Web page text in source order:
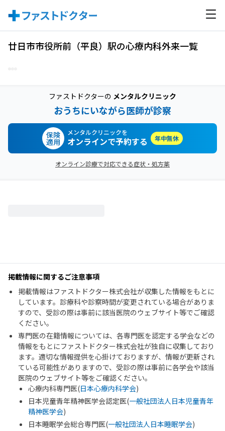
廿日市市役所前（平良）駅の心療内科外来一覧
ファストドクターの メンタルクリニック
おうちにいながら医師が診察
保険
適用
メンタルクリニックを
オンラインで予約する 年中無休
オンライン診療で対応できる症状・処方薬
掲載情報に関するご注意事項
掲載情報はファストドクター株式会社が収集した情報をもとに
しています。診療科や診察時間が変更されている場合がありま
すので、受診の際は事前に該当医院のウェブサイト等でご確認
ください。
専門医の在籍情報については、各専門医を認定する学会などの
情報をもとにファストドクター株式会社が独自に収集しており
ます。適切な情報提供を心掛けておりますが、情報が更新され
ている可能性がありますので、受診の際は事前に各学会や該当
医院のウェブサイト等をご確認ください。
心療内科専門医(日本心療内科学会)
日本児童青年精神医学会認定医(一般社団法人日本児童青年
精神医学会)
日本睡眠学会総合専門医(一般社団法人日本睡眠学会)